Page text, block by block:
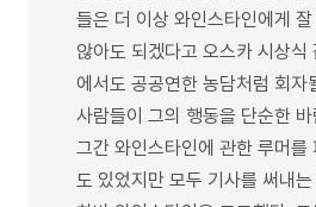
들은 더 이상 와인스타인에게 잘
않아도 되겠다고 오스카 시상식
에서도 공공연한 농담처럼 회자
사람들이 그의 행동을 단순한
그간 와인스타인에 관한 루머를
도 있었지만 모두 기사를 써내